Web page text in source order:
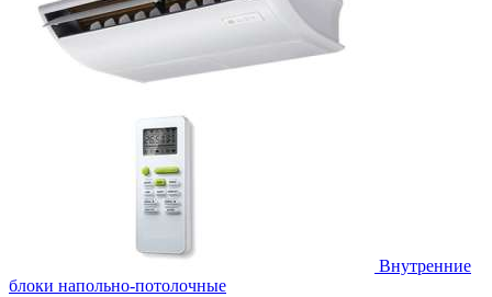
Внутренние
блоки напольно-потолочные